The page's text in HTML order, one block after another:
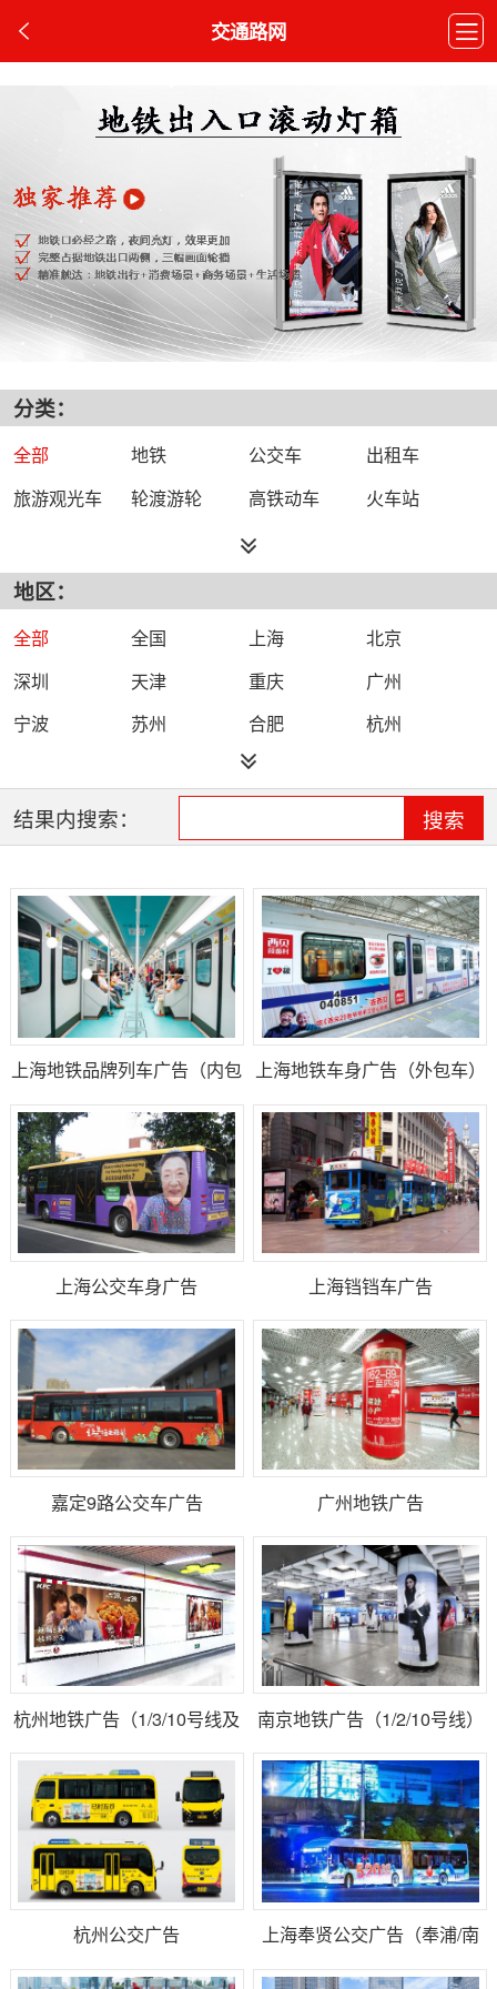
交通路网
分类：
全部 地铁 公交车
出租车
旅游观光车
轮渡游轮 高铁动车 火车站
地区：
全部 全国 上海
北京
深圳
天津 重庆
广州
宁波
苏州 合肥
杭州
西安
结果内搜索： 搜索
上海地铁品牌列车广告（内包 上海地铁车身广告（外包车）
上海公交车身广告 上海铛铛车广告
嘉定9路公交车广告 广州地铁广告
杭州地铁广告（1/3/10号线及
南京地铁广告（1/2/10号线）
杭州公交广告
上海奉贤公交广告（奉浦/南